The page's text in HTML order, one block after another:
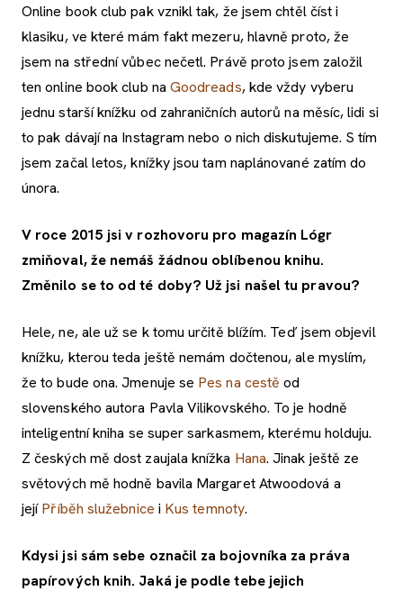
Online book club pak vznikl tak, že jsem chtěl číst i
klasiku, ve které mám fakt mezeru, hlavně proto, že
jsem na střední vůbec nečetl. Právě proto jsem založil
ten online book club na Goodreads, kde vždy vyberu
jednu starší knížku od zahraničních autorů na měsíc, lidi si
to pak dávají na Instagram nebo o nich diskutujeme. S tím
jsem začal letos, knížky jsou tam naplánované zatím do
února.
V roce 2015 jsi v rozhovoru pro magazín Lógr
zmiňoval, že nemáš žádnou oblíbenou knihu.
Změnilo se to od té doby? Už jsi našel tu pravou?
Hele, ne, ale už se k tomu určitě blížím. Teď jsem objevil
knížku, kterou teda ještě nemám dočtenou, ale myslím,
že to bude ona. Jmenuje se Pes na cestě od
slovenského autora Pavla Vilikovského. To je hodně
inteligentní kniha se super sarkasmem, kterému holduju.
Z českých mě dost zaujala knížka Hana. Jinak ještě ze
světových mě hodně bavila Margaret Atwoodová a
jejíPříběh služebnice i Kus temnoty.
Kdysi jsi sám sebe označil za bojovníka za práva
papírových knih. Jaká je podle tebe jejich